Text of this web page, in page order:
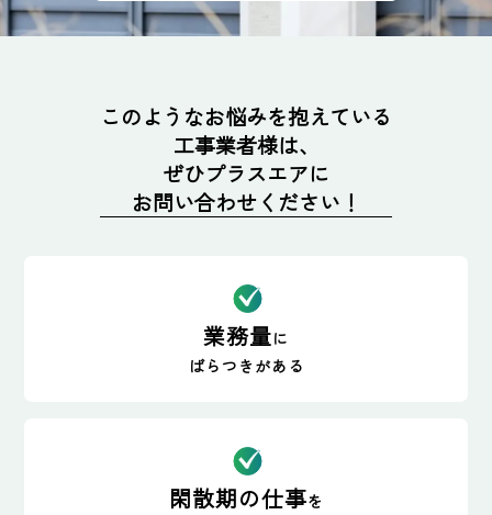
このようなお悩みを抱えている
工事業者様は、
ぜひプラスエアに
お問い合わせください！
業務量に
ばらつきがある
閑散期の仕事を